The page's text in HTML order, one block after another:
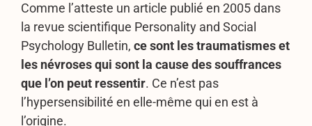
Comme l’atteste un article publié en 2005 dans
la revue scientifique Personality and Social
Psychology Bulletin, ce sont les traumatismes et
les névroses qui sont la cause des souffrances
que l’on peut ressentir. Ce n’est pas
l’hypersensibilité en elle-même qui en est à
l’origine.